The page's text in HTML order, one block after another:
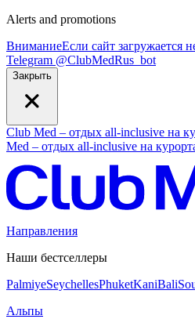
Alerts and promotions
ВниманиеЕсли сайт загружается
Telegram @ClubMedRus_bot
Закрыть
Club Med – отдых all-inclusive на
Med – отдых all-inclusive на
Направления
Наши бестселлеры
PalmiyeSeychellesPhuketKaniBali
Альпы